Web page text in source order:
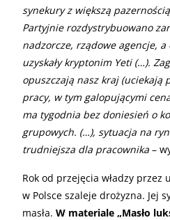
synekury z większą
Partyjnie rozdystrybuowano
nadzorcze, rządowe agencje,
uzyskały kryptonim Yeti (…).
opuszczają nasz kraj (uciekają
pracy, w tym galopującymi
ma tygodnia bez doniesień o
grupowych. (…), sytuacja na
trudniejsza dla pracownika –
Rok od przejęcia władzy przez
w Polsce szaleje drożyzna. Jej
masła. W materiale „Masło